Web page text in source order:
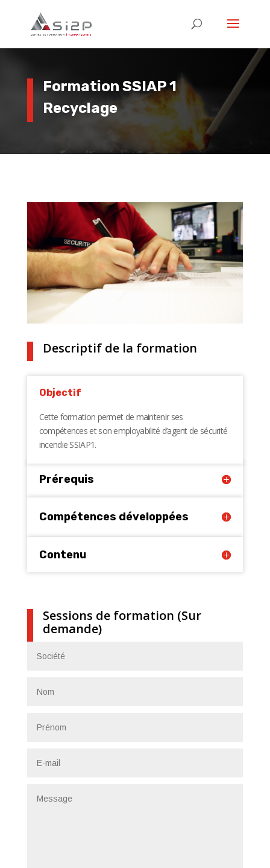
Formation SSIAP 1
Recyclage
Descriptif de la formation
Objectif
Cette formation permet de maintenir ses
compétences et son employabilité d’agent de sécurité
incendie SSIAP1.
Prérequis
Compétences développées
Contenu
Sessions de formation (Sur
demande)